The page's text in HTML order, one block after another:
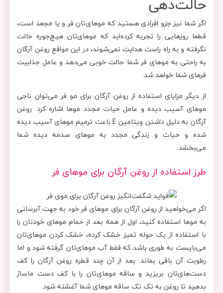
اگر شما نیز جزو افرادی هستید که موهای‌تان فر و یا مجعد است،
قطعا روزهایی را تجربه کرده‌اید که موهای‌تان هیچ‌جوره حالت
نگرفته و به راه راست هدایت نمی‌شوند، در این مواقع روغن آرگان
به راحتی به موهای‌ فر شما حالت خوبی می‌دهد و عامل جذابیت
فرهای شما خواهد شد.
از دیگر مزایای استفاده از روغن آرگان برای مو فر می‌توان ناجی
موهای آسیب دیده و عامل حیات مجدد موها اشاره کرد. روغن
آرگان به دلیل داشتن ویتامین E باعث ترمیم موهای آسیب دیده
شده و حیات و زندگی مجدد به موهای صدمه دیده شما
می‌بخشد.
طرز استفاده از روغن آرگان برای موهای فر
اگر می‌خواهید از روغن آرگان برای موهای فر خود به جهت آبرسانی
به موها استفاده کنید، اول از همه بعد از حمام موهای خودتان را
با استفاده از یک حوله تمیز خشک کرده، خشک کردن موهای‌تان
می‌بایست به طوری باشد که فقط آب موهای‌تان گرفته شود و اما
رطوبت آن باقی بماند. بعد از آن چند قطره روغن آرگان را کف
دست‌های‌تان بریزید و ساقه موهای‌تان را با کف دست ماساژ
بدهید تا روغن به تک تک ساقه موهای شما آغشته شود.